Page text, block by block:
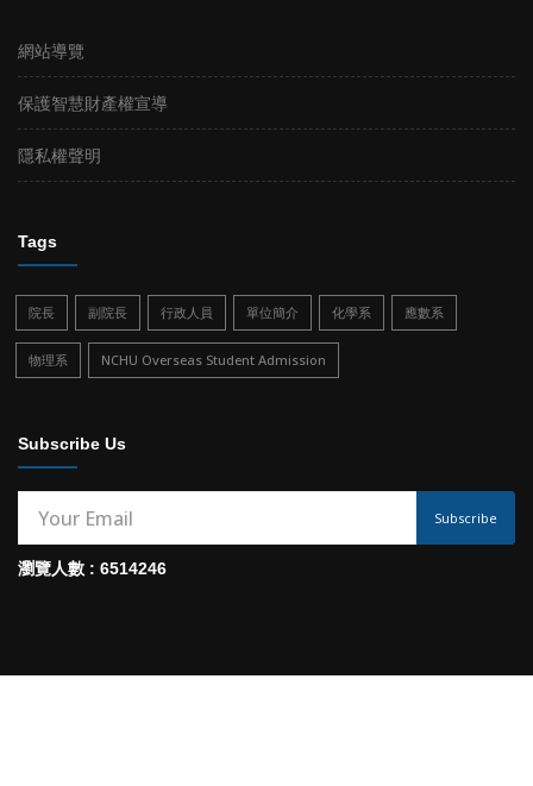
網站導覽
保護智慧財產權宣導
隱私權聲明
Tags
院長 副院長 行政人員 單位簡介 化學系 應數系
物理系 NCHU Overseas Student Admission
Subscribe Us
Subscribe
瀏覽人數 : 6514246